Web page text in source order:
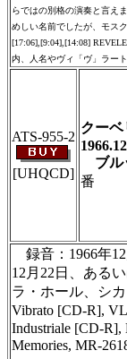
らではの別格の演奏と言え
めしい名前でしたが、モス
[17:06],[9:04],[14:08]
内、人名やヴィ「ヴ」ラー
ATS-955-2
[UHQCD]
クーベ
1966.12
ブル
番
録音：1966年
12月22日、ある
ラ・ホール、シ
Vibrato [CD-R],
Industriale [CD-
Memories, MR-